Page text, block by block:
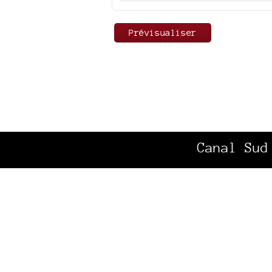
Canal